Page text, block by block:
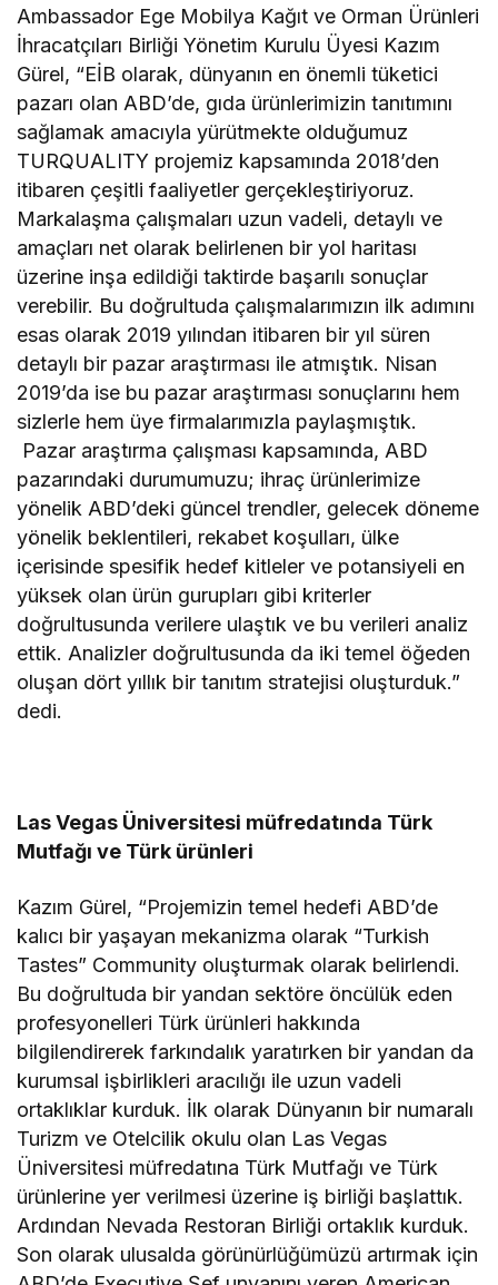
Ambassador Ege Mobilya Kağıt ve Orman Ürünleri
İhracatçıları Birliği Yönetim Kurulu Üyesi Kazım
Gürel, “EİB olarak, dünyanın en önemli tüketici
pazarı olan ABD’de, gıda ürünlerimizin tanıtımını
sağlamak amacıyla yürütmekte olduğumuz
TURQUALITY projemiz kapsamında 2018’den
itibaren çeşitli faaliyetler gerçekleştiriyoruz.
Markalaşma çalışmaları uzun vadeli, detaylı ve
amaçları net olarak belirlenen bir yol haritası
üzerine inşa edildiği taktirde başarılı sonuçlar
verebilir. Bu doğrultuda çalışmalarımızın ilk adımını
esas olarak 2019 yılından itibaren bir yıl süren
detaylı bir pazar araştırması ile atmıştık. Nisan
2019’da ise bu pazar araştırması sonuçlarını hem
sizlerle hem üye firmalarımızla paylaşmıştık.
Pazar araştırma çalışması kapsamında, ABD
pazarındaki durumumuzu; ihraç ürünlerimize
yönelik ABD’deki güncel trendler, gelecek döneme
yönelik beklentileri, rekabet koşulları, ülke
içerisinde spesifik hedef kitleler ve potansiyeli en
yüksek olan ürün gurupları gibi kriterler
doğrultusunda verilere ulaştık ve bu verileri analiz
ettik. Analizler doğrultusunda da iki temel öğeden
oluşan dört yıllık bir tanıtım stratejisi oluşturduk.”
dedi.
Las Vegas Üniversitesi müfredatında Türk
Mutfağı ve Türk ürünleri
Kazım Gürel, “Projemizin temel hedefi ABD’de
kalıcı bir yaşayan mekanizma olarak “Turkish
Tastes” Community oluşturmak olarak belirlendi.
Bu doğrultuda bir yandan sektöre öncülük eden
profesyonelleri Türk ürünleri hakkında
bilgilendirerek farkındalık yaratırken bir yandan da
kurumsal işbirlikleri aracılığı ile uzun vadeli
ortaklıklar kurduk. İlk olarak Dünyanın bir numaralı
Turizm ve Otelcilik okulu olan Las Vegas
Üniversitesi müfredatına Türk Mutfağı ve Türk
ürünlerine yer verilmesi üzerine iş birliği başlattık.
Ardından Nevada Restoran Birliği ortaklık kurduk.
Son olarak ulusalda görünürlüğümüzü artırmak için